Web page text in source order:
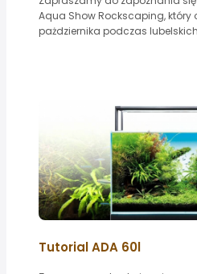
Aqua Show Rockscaping, który
pażdziernika podczas
Tutorial ADA 60l